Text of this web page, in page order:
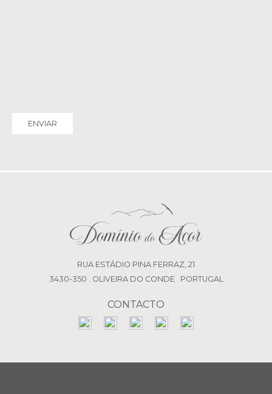
RUA ESTÁDIO PINA FERRAZ, 21
3430-350 . OLIVEIRA DO CONDE . PORTUGAL
CONTACTO